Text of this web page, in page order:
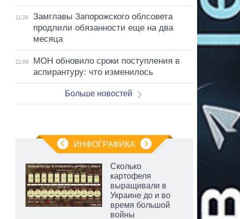
11:26
Замглавы Запорожского облсовета
продлили обязанности еще на два
месяца
11:09
МОН обновило сроки поступления в
аспирантуру: что изменилось
Больше новостей
ИНФОГРАФИКА
Сколько
картофеля
выращивали в
Украине до и во
время большой
войны